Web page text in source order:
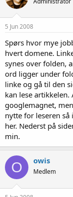
5 Jun 2008
Spørs hvor mye
hvert domene.
synes over folden,
ord ligger under
linke og gå til den
kan lese
googlemagnet,
nytte for leseren
her. Nederst på
min.
O owis
Medlem